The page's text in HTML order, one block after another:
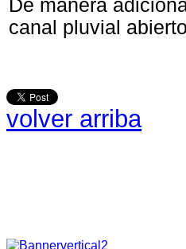
De manera
canal pluvial
volver arriba